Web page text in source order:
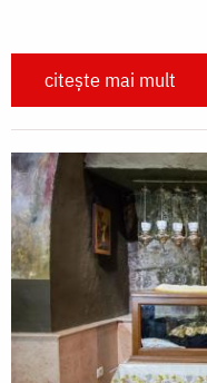
citește mai mult